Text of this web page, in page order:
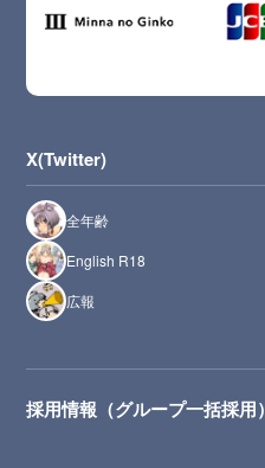
X(Twitter)
全年齢
English R18
広報
採用情報（グループ一括採用）